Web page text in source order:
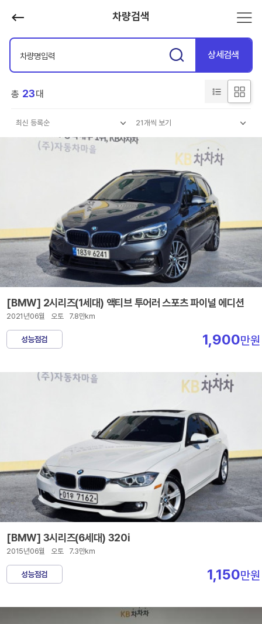
상세검색
차량검색
총 23대
[BMW] 2시리즈(1세대) 액티브 투어러 스포츠 파이널 에디션
2021년06월 오토 7.8만km
성능점검 1,900만원
[BMW] 3시리즈(6세대) 320i
2015년06월 오토 7.3만km
성능점검 1,150만원